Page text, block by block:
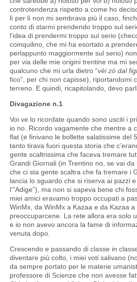
controtendenza rispetto a come ho
lì per lì non mi sembrava più il caso,
conto di starmi prendendo troppo sul
l’idea di prendermi troppo sul serio
coinquilino, che mi ha esortato a
perlappunto maggiormente sul serio)
per via delle mie origini trentine ma mi
qualcuno che mi urla dietro “vèi zò dal
fico”, per chi non capisse), riportandomi
terreno. E quindi, ricapitolando, devo
Divagazione n.1
Voi ve lo ricordate quando sono usciti i
io no. Ricordo vagamente che mentre a
flat (e finivano le bollette salatissime del
tanto tirava fuori questa storia che
gente scaltrissima che faceva tremare
Grandi Giornali (in Trentino no, se vai
che ci sta gente scaltra che fa tremare i
lancia lo sguardo che si riserva ai pazzi
l'”Adige”), ma non si sapeva bene chi
miei amici eravamo troppo occupati a
WinMx, da WinMx a Kazaa e da Kazaa
preoccuparcene. La rete allora era solo
e io non avevo ancora la fame di
venuta dopo.
Crescendo e passando di classe in
diventare più colto, i miei voti salivano
da sempre portato per le materie
professore di Scienze che non avesse